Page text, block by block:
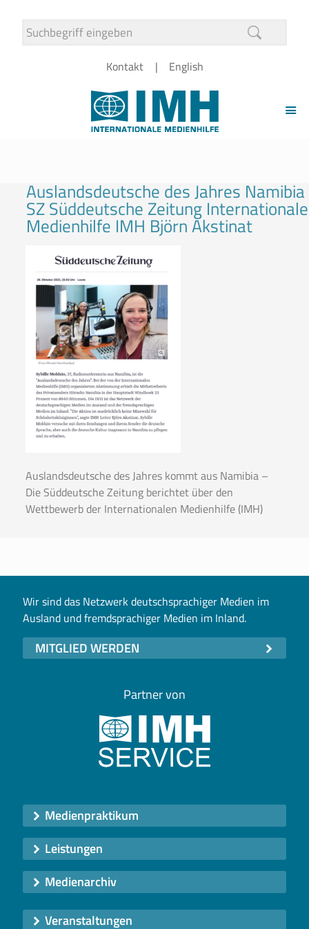
Kontakt English
Auslandsdeutsche des Jahres Namibia
SZ Süddeutsche Zeitung Internationale
Medienhilfe IMH Björn Akstinat
Auslandsdeutsche des Jahres kommt aus Namibia –
Die Süddeutsche Zeitung berichtet über den
Wettbewerb der Internationalen Medienhilfe (IMH)
Wir sind das Netzwerk deutschsprachiger Medien im
Ausland und fremdsprachiger Medien im Inland.
MITGLIED WERDEN
Partner von
Medienpraktikum
Leistungen
Medienarchiv
Veranstaltungen